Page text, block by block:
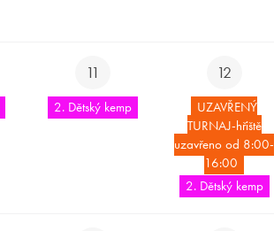
11
2. Dětský kemp
12
UZAVŘENÝ
TURNAJ-hřiště
uzavřeno od 8:00-
16:00
2. Dětský kemp